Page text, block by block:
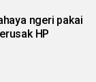
ngeri pakai
HP